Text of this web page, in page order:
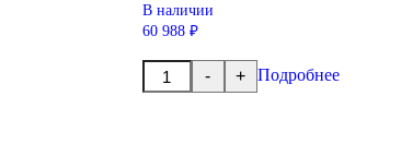
В наличии
60 988 ₽
-
Количество
товара
+ Подробнее